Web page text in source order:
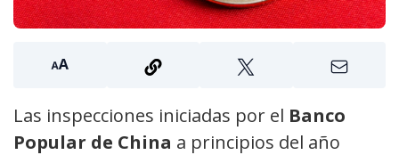
Las inspecciones iniciadas por el Banco
Popular de China a principios del año